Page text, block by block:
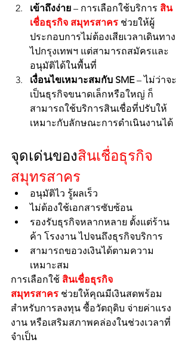
เข้าถึงง่าย – การเลือกใช้บริการ สิน
เชื่อธุรกิจ สมุทรสาคร ช่วยให้ผู้
ประกอบการไม่ต้องเสียเวลาเดินทาง
ไปกรุงเทพฯ แต่สามารถสมัครและ
อนุมัติได้ในพื้นที่
เงื่อนไขเหมาะสมกับ SME – ไม่ว่าจะ
เป็นธุรกิจขนาดเล็กหรือใหญ่ ก็
สามารถใช้บริการสินเชื่อที่ปรับให้
เหมาะกับลักษณะการดำเนินงานได้
จุดเด่นของสินเชื่อธุรกิจ
สมุทรสาคร
อนุมัติไว รู้ผลเร็ว
ไม่ต้องใช้เอกสารซับซ้อน
รองรับธุรกิจหลากหลาย ตั้งแต่ร้าน
ค้า โรงงาน ไปจนถึงธุรกิจบริการ
สามารถขอวงเงินได้ตามความ
เหมาะสม
การเลือกใช้ สินเชื่อธุรกิจ
สมุทรสาคร ช่วยให้คุณมีเงินสดพร้อม
สำหรับการลงทุน ซื้อวัตถุดิบ จ่ายค่าแรง
งาน หรือเสริมสภาพคล่องในช่วงเวลาที่
จำเป็น